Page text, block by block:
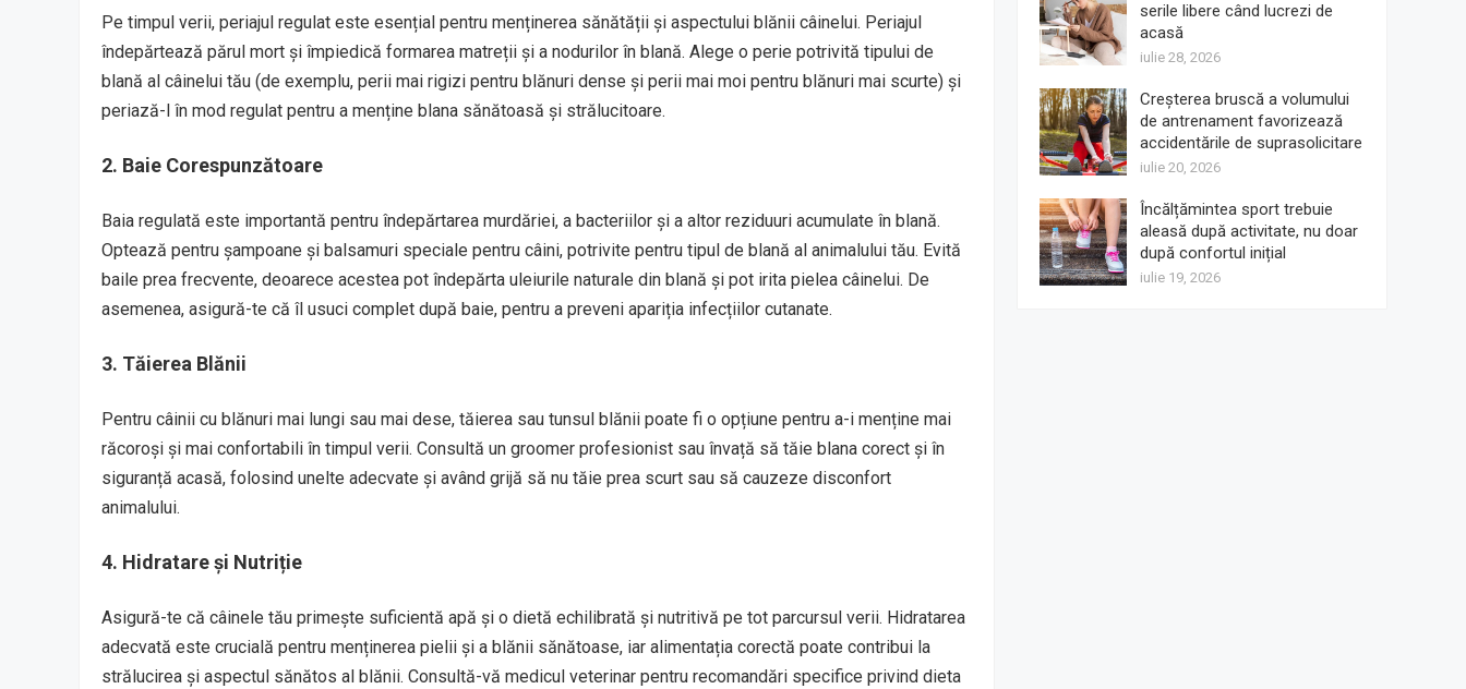
Pe timpul verii, periajul regulat este esențial pentru menținerea sănătății și aspectului blănii câinelui. Periajul
îndepărtează părul mort și împiedică formarea matreții și a nodurilor în blană. Alege o perie potrivită tipului de
blană al câinelui tău (de exemplu, perii mai rigizi pentru blănuri dense și perii mai moi pentru blănuri mai scurte) și
periază-l în mod regulat pentru a menține blana sănătoasă și strălucitoare.
2. Baie Corespunzătoare
Baia regulată este importantă pentru îndepărtarea murdăriei, a bacteriilor și a altor reziduuri acumulate în blană.
Optează pentru șampoane și balsamuri speciale pentru câini, potrivite pentru tipul de blană al animalului tău. Evită
baile prea frecvente, deoarece acestea pot îndepărta uleiurile naturale din blană și pot irita pielea câinelui. De
asemenea, asigură-te că îl usuci complet după baie, pentru a preveni apariția infecțiilor cutanate.
3. Tăierea Blănii
Pentru câinii cu blănuri mai lungi sau mai dese, tăierea sau tunsul blănii poate fi o opțiune pentru a-i menține mai
răcoroși și mai confortabili în timpul verii. Consultă un groomer profesionist sau învață să tăie blana corect și în
siguranță acasă, folosind unelte adecvate și având grijă să nu tăie prea scurt sau să cauzeze disconfort
animalului.
4. Hidratare și Nutriție
Asigură-te că câinele tău primește suficientă apă și o dietă echilibrată și nutritivă pe tot parcursul verii. Hidratarea
adecvată este crucială pentru menținerea pielii și a blănii sănătoase, iar alimentația corectă poate contribui la
strălucirea și aspectul sănătos al blănii. Consultă-vă medicul veterinar pentru recomandări specifice privind dieta
serile libere când lucrezi de
acasă
iulie 28, 2026
Creșterea bruscă a volumului
de antrenament favorizează
accidentările de suprasolicitare
iulie 20, 2026
Încălțămintea sport trebuie
aleasă după activitate, nu doar
după confortul inițial
iulie 19, 2026